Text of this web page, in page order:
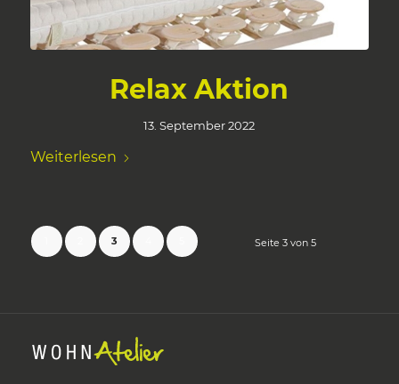
Relax Aktion
13. September 2022
Weiterlesen
Seite 3 von 5
3